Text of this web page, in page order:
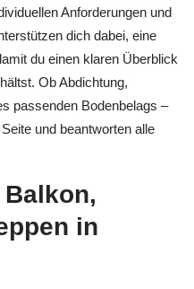
Anforderungen und
dich dabei, eine
du einen klaren Überblick
Ob Abdichtung,
passenden Bodenbelags –
und beantworten alle
in